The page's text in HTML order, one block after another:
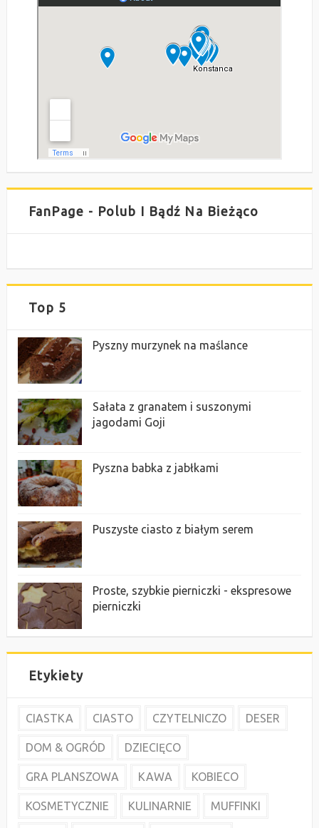
FanPage - Polub I Bądź Na Bieżąco
Top 5
Pyszny murzynek na maślance
Sałata z granatem i suszonymi
jagodami Goji
Pyszna babka z jabłkami
Puszyste ciasto z białym serem
Proste, szybkie pierniczki - ekspresowe
pierniczki
Etykiety
CIASTKA CIASTO CZYTELNICZO DESER
DOM & OGRÓD DZIECIĘCO
GRA PLANSZOWA KAWA KOBIECO
KOSMETYCZNIE KULINARNIE MUFFINKI